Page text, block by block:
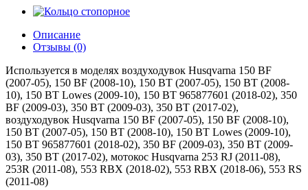
Описание
Отзывы (0)
Используется в моделях воздуходувок Husqvarna 150 BF
(2007-05), 150 BF (2008-10), 150 BT (2007-05), 150 BT (2008-
10), 150 BT Lowes (2009-10), 150 BT 965877601 (2018-02), 350
BF (2009-03), 350 BT (2009-03), 350 BT (2017-02),
воздуходувок Husqvarna 150 BF (2007-05), 150 BF (2008-10),
150 BT (2007-05), 150 BT (2008-10), 150 BT Lowes (2009-10),
150 BT 965877601 (2018-02), 350 BF (2009-03), 350 BT (2009-
03), 350 BT (2017-02), мотокос Husqvarna 253 RJ (2011-08),
253R (2011-08), 553 RBX (2018-02), 553 RBX (2018-06), 553 RS
(2011-08)